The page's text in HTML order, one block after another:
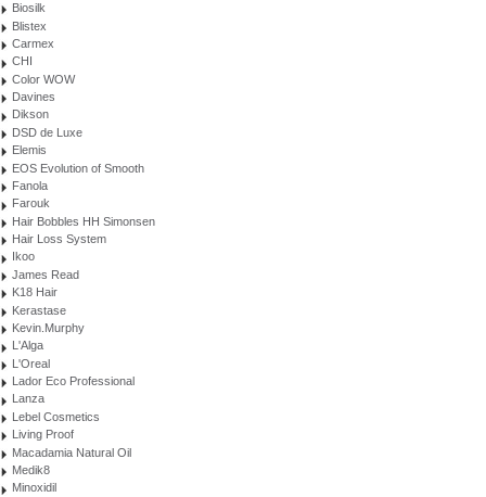
Biosilk
Blistex
Carmex
CHI
Color WOW
Davines
Dikson
DSD de Luxe
Elemis
EOS Evolution of Smooth
Fanola
Farouk
Hair Bobbles HH Simonsen
Hair Loss System
Ikoo
James Read
K18 Hair
Kerastase
Kevin.Murphy
L'Alga
L'Oreal
Lador Eco Professional
Lanza
Lebel Cosmetics
Living Proof
Macadamia Natural Oil
Medik8
Minoxidil